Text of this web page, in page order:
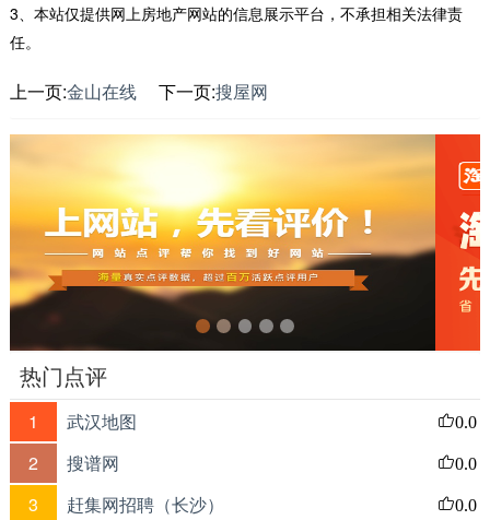
3、本站仅提供网上房地产网站的信息展示平台，不承担相关法律责
任。
上一页:金山在线 下一页:搜屋网
热门点评
1 武汉地图 0.0
2 搜谱网 0.0
3 赶集网招聘（长沙） 0.0